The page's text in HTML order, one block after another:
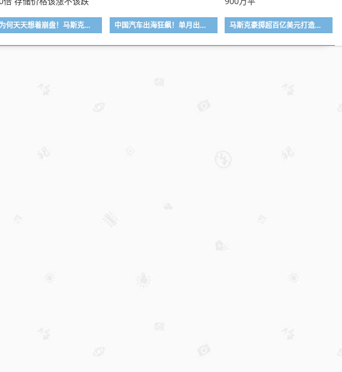
为何天天想着崩盘！马斯克：需求增速至少是供应的10倍 存储价格该涨不该跌 中国汽车出海狂飙！单月出口109万辆：同比暴涨57% 马斯克豪掷超百亿美元打造！全球最大芯片厂面积将超900万平